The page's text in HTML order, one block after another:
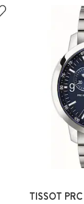
TISSOT